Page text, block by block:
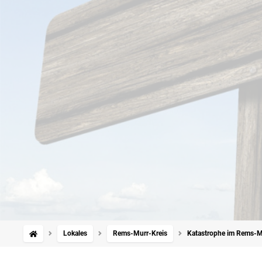
Lokales Rems-Murr-Kreis Katastrophe im Rems-